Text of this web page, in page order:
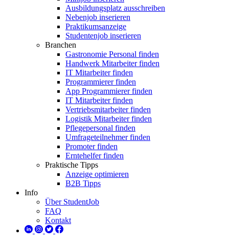
Ausbildungsplatz ausschreiben
Nebenjob inserieren
Praktikumsanzeige
Studentenjob inserieren
Branchen
Gastronomie Personal finden
Handwerk Mitarbeiter finden
IT Mitarbeiter finden
Programmierer finden
App Programmierer finden
IT Mitarbeiter finden
Vertriebsmitarbeiter finden
Logistik Mitarbeiter finden
Pflegepersonal finden
Umfrageteilnehmer finden
Promoter finden
Erntehelfer finden
Praktische Tipps
Anzeige optimieren
B2B Tipps
Info
Über StudentJob
FAQ
Kontakt